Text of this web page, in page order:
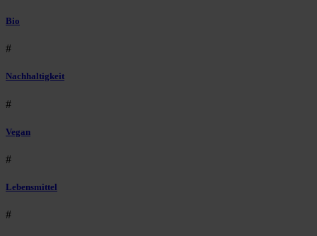
Bio
#
Nachhaltigkeit
#
Vegan
#
Lebensmittel
#